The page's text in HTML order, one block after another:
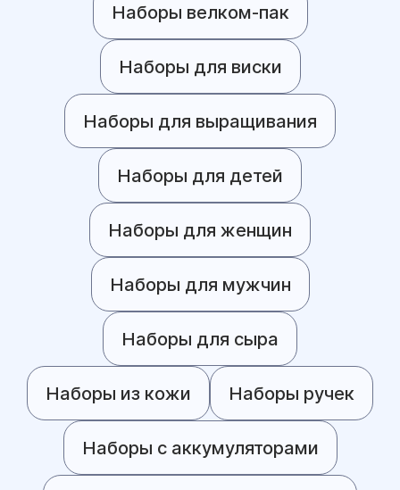
Наборы велком-пак
Наборы для виски
Наборы для выращивания
Наборы для детей
Наборы для женщин
Наборы для мужчин
Наборы для сыра
Наборы из кожи Наборы ручек
Наборы с аккумуляторами